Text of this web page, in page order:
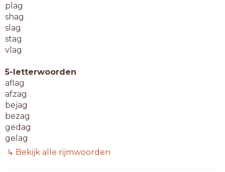
plag
shag
slag
stag
vlag
5-letterwoorden
aflag
afzag
bejag
bezag
gedag
gelag
gewag
↳ Bekijk alle rijmwoorden